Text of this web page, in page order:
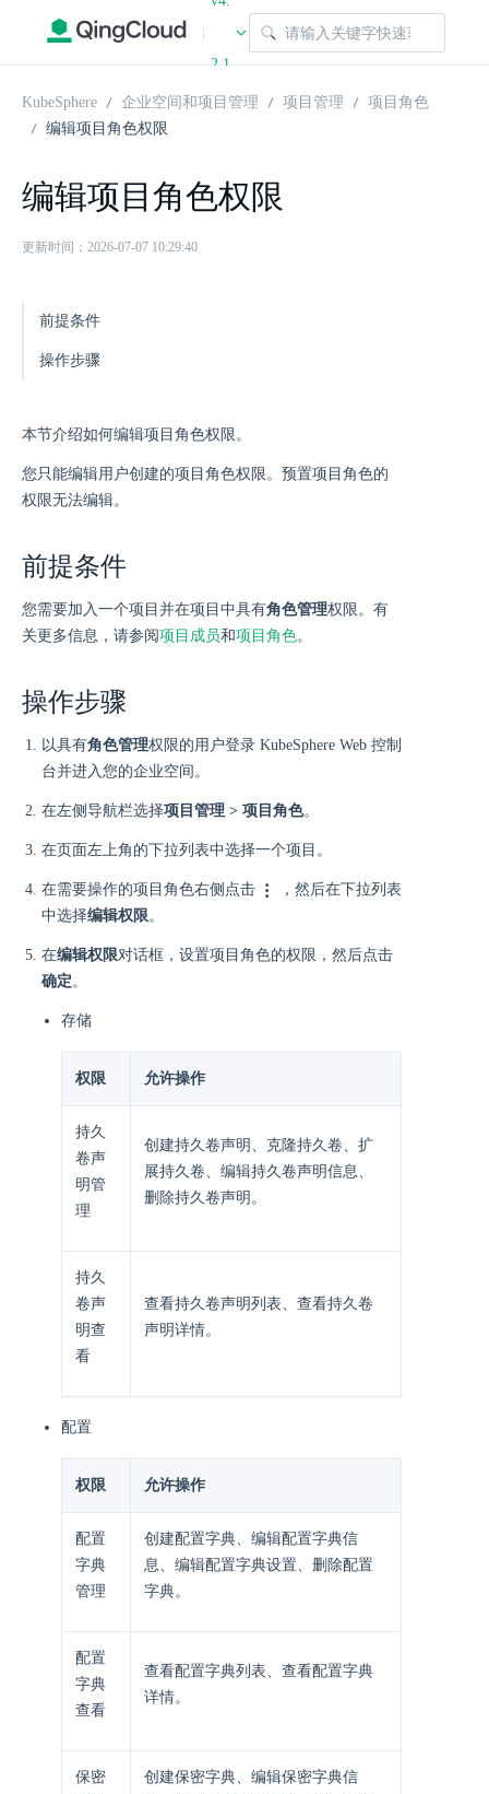
|
2.1
KubeSphere 企业空间和项目管理 项目管理
项目角色
编辑项目角色权限
编辑项目角色权限
更新时间：2026-07-07 10:29:40
前提条件
操作步骤
本节介绍如何编辑项目角色权限。
您只能编辑用户创建的项目角色权限。预置项目角色的
权限无法编辑。
前提条件
您需要加入一个项目并在项目中具有角色管理权限。有
关更多信息，请参阅项目成员和项目角色。
操作步骤
以具有角色管理权限的用户登录 KubeSphere Web 控制
台并进入您的企业空间。
在左侧导航栏选择项目管理 > 项目角色。
在页面左上角的下拉列表中选择一个项目。
在需要操作的项目角色右侧点击
，然后在下拉列表
中选择编辑权限。
在编辑权限对话框，设置项目角色的权限，然后点击
确定。
存储
权限 允许操作
持久
卷声
明管
理
创建持久卷声明、克隆持久卷、扩
展持久卷、编辑持久卷声明信息、
删除持久卷声明。
持久
卷声
明查
看
查看持久卷声明列表、查看持久卷
声明详情。
配置
权限 允许操作
配置
字典
管理
创建配置字典、编辑配置字典信
息、编辑配置字典设置、删除配置
字典。
配置
字典
查看
查看配置字典列表、查看配置字典
详情。
保密
创建保密字典、编辑保密字典信